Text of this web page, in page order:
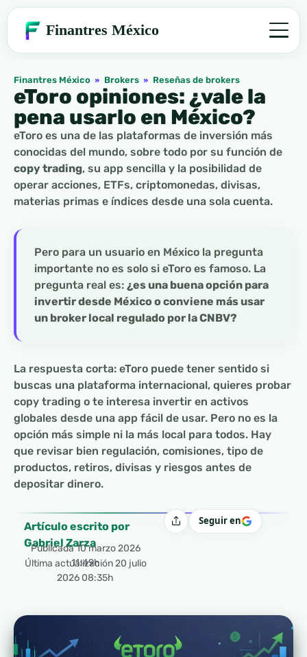
Finantres México
Finantres México » Brokers » Reseñas de brokers
eToro opiniones: ¿vale la
pena usarlo en México?
eToro es una de las plataformas de inversión más
conocidas del mundo, sobre todo por su función de
copy trading, su app sencilla y la posibilidad de
operar acciones, ETFs, criptomonedas, divisas,
materias primas e índices desde una sola cuenta.
Pero para un usuario en México la pregunta
importante no es solo si eToro es famoso. La
pregunta real es: ¿es una buena opción para
invertir desde México o conviene más usar
un broker local regulado por la CNBV?
La respuesta corta: eToro puede tener sentido si
buscas una plataforma internacional, quieres probar
copy trading o te interesa invertir en activos
globales desde una app fácil de usar. Pero no es la
opción más simple ni la más local para todos. Hay
que revisar bien regulación, comisiones, tipo de
productos, retiros, divisas y riesgos antes de
depositar dinero.
Artículo escrito por
Gabriel Zarza
Publicada10 marzo 2026
11:49h
Última actualización 20 julio
2026 08:35h
CompartirSeguir en